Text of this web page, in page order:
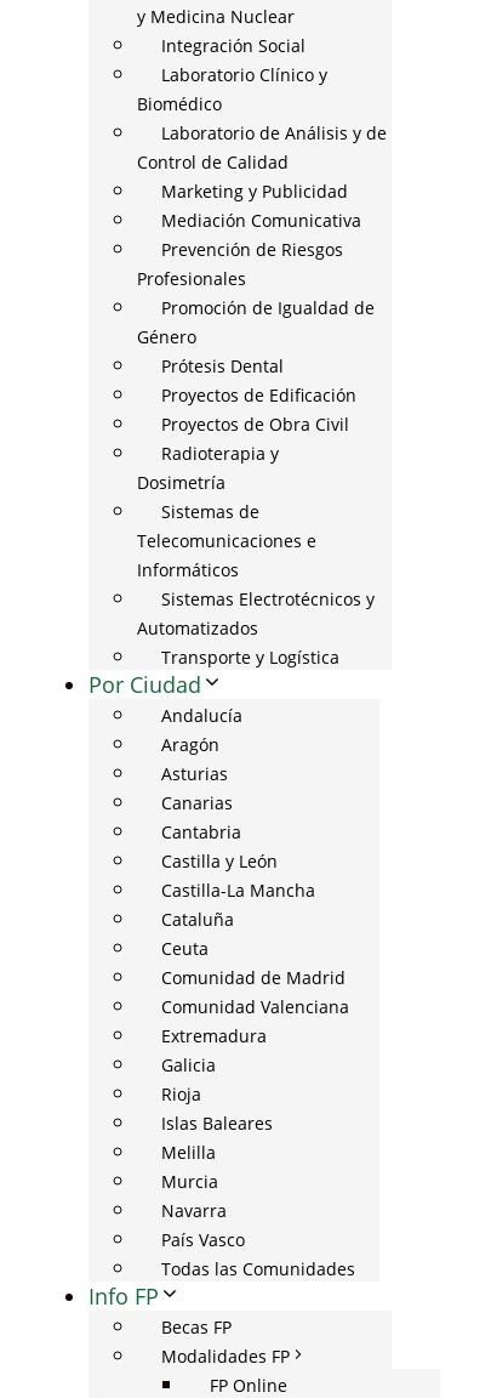
y Medicina Nuclear
Integración Social
Laboratorio Clínico y
Biomédico
Laboratorio de Análisis y de
Control de Calidad
Marketing y Publicidad
Mediación Comunicativa
Prevención de Riesgos
Profesionales
Promoción de Igualdad de
Género
Prótesis Dental
Proyectos de Edificación
Proyectos de Obra Civil
Radioterapia y
Dosimetría
Sistemas de
Telecomunicaciones e
Informáticos
Sistemas Electrotécnicos y
Automatizados
Transporte y Logística
Por Ciudad
Andalucía
Aragón
Asturias
Canarias
Cantabria
Castilla y León
Castilla-La Mancha
Cataluña
Ceuta
Comunidad de Madrid
Comunidad Valenciana
Extremadura
Galicia
Rioja
Islas Baleares
Melilla
Murcia
Navarra
País Vasco
Todas las Comunidades
Info FP
Becas FP
Modalidades FP
FP Online